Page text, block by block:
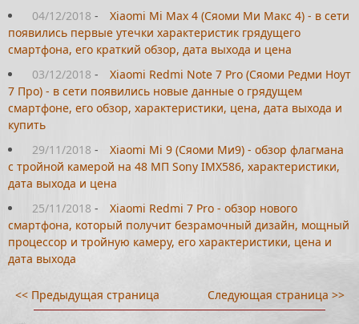
04/12/2018 -
Xiaomi Mi Max 4 (Сяоми Ми Макс 4) - в сети
появились первые утечки характеристик грядущего
смартфона, его краткий обзор, дата выхода и цена
03/12/2018 -
Xiaomi Redmi Note 7 Pro (Сяоми Редми Ноут
7 Про) - в сети появились новые данные о грядущем
смартфоне, его обзор, характеристики, цена, дата выхода и
купить
29/11/2018 -
Xiaomi Mi 9 (Сяоми Ми9) - обзор флагмана
с тройной камерой на 48 МП Sony IMX586, характеристики,
дата выхода и цена
25/11/2018 -
Xiaomi Redmi 7 Pro - обзор нового
смартфона, который получит безрамочный дизайн, мощный
процессор и тройную камеру, его характеристики, цена и
дата выхода
<< Предыдущая страница Следующая страница >>